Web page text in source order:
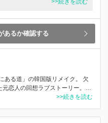
あるか確認する
ある道」の韓国版リメイク。 欠
恋人の回想ラブストーリー。…
>>続きを読む